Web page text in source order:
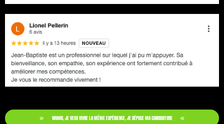
WHAOU, JE VEUX VIVRE LA MÊME EXPÉRIENCE, JE DÉPOSE MA CANDIDATURE